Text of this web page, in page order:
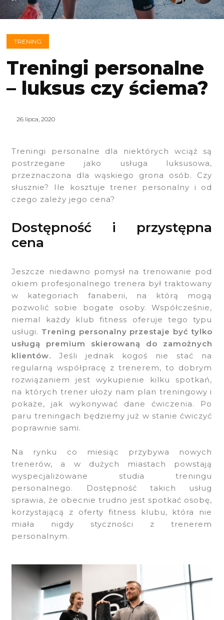
TRENING
Treningi personalne
– luksus czy ściema?
26 lipca, 2020
Treningi personalne dla niektórych wciąż są
postrzegane jako usługa luksusowa,
przeznaczona dla wąskiego grona osób. Czy
słusznie? Ile kosztuje trener personalny i od
czego zależy jego cena?
Dostępność i przystępna
cena
Jeszcze niedawno pomysł na trenowanie pod
okiem profesjonalnego trenera był traktowany
w kategoriach fanaberii, na którą mogą
pozwolić sobie bogate osoby. Współcześnie,
niemal każdy klub fitness oferuje tego typu
usługi. Trening personalny przestaje być tylko
usługą premium skierowaną do zamożnych
klientów. Jeśli jednak kogoś nie stać na
regularną współpracę z trenerem, to dobrym
rozwiązaniem jest wykupienie kilku spotkań,
na których trener ułoży nam plan treningowy i
pokaże, jak wykonywać dane ćwiczenia. Po
paru treningach będziemy już w stanie ćwiczyć
poprawnie sami.
Na rynku co miesiąc przybywa nowych
trenerów, a w dużych miastach powstają
wyspecjalizowane studia treningu
personalnego. Dostępność takich usług
sprawia, że obecnie trudno jest spotkać osobę,
korzystającą z oferty fitness klubu, która nie
miała nigdy styczności z trenerem
personalnym.